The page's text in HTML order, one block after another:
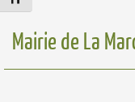
Mairie de La